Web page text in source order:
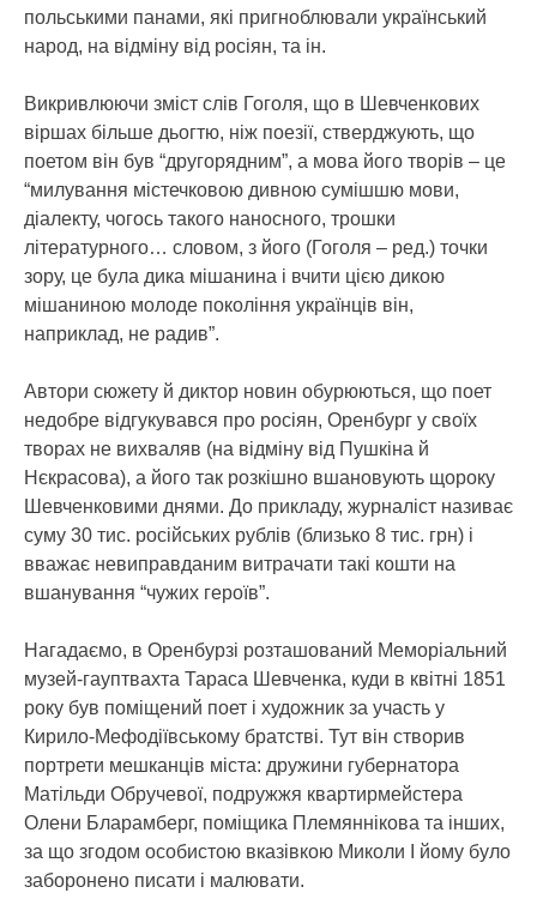
польськими панами, які пригноблювали український
народ, на відміну від росіян, та ін.
Викривлюючи зміст слів Гоголя, що в Шевченкових
віршах більше дьогтю, ніж поезії, стверджують, що
поетом він був “другорядним”, а мова його творів – це
“милування містечковою дивною сумішшю мови,
діалекту, чогось такого наносного, трошки
літературного… словом, з його (Гоголя – ред.) точки
зору, це була дика мішанина і вчити цією дикою
мішаниною молоде покоління українців він,
наприклад, не радив”.
Автори сюжету й диктор новин обурюються, що поет
недобре відгукувався про росіян, Оренбург у своїх
творах не вихваляв (на відміну від Пушкіна й
Нєкрасова), а його так розкішно вшановують щороку
Шевченковими днями. До прикладу, журналіст називає
суму 30 тис. російських рублів (близько 8 тис. грн) і
вважає невиправданим витрачати такі кошти на
вшанування “чужих героїв”.
Нагадаємо, в Оренбурзі розташований Меморіальний
музей-гауптвахта Тараса Шевченка, куди в квітні 1851
року був поміщений поет і художник за участь у
Кирило-Мефодіївському братстві. Тут він створив
портрети мешканців міста: дружини губернатора
Матільди Обручевої, подружжя квартирмейстера
Олени Бларамберг, поміщика Племяннікова та інших,
за що згодом особистою вказівкою Миколи I йому було
заборонено писати і малювати.